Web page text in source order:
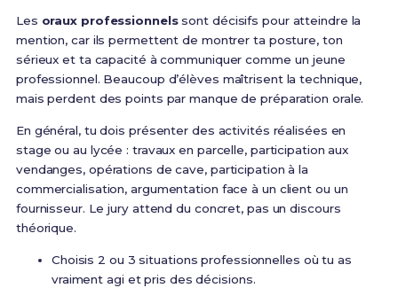
Les oraux professionnelssont décisifs pour atteindre la
mention, car ils permettent de montrer ta posture, ton
sérieux et ta capacité à communiquer comme un jeune
professionnel. Beaucoup d’élèves maîtrisent la technique,
mais perdent des points par manque de préparation orale.
En général, tu dois présenter des activités réalisées en
stage ou au lycée : travaux en parcelle, participation aux
vendanges, opérations de cave, participation à la
commercialisation, argumentation face à un client ou un
fournisseur. Le jury attend du concret, pas un discours
théorique.
Choisis 2 ou 3 situations professionnelles où tu as
vraiment agi et pris des décisions.